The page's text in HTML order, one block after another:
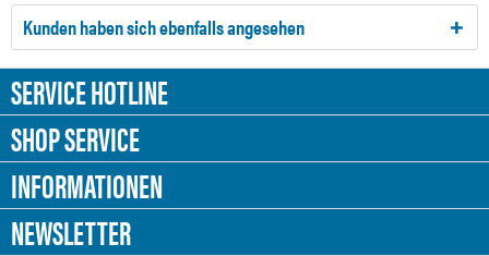
Kunden haben sich ebenfalls angesehen
SERVICE HOTLINE
SHOP SERVICE
INFORMATIONEN
NEWSLETTER